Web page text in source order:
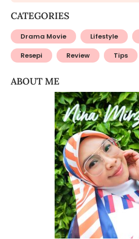
CATEGORIES
Drama Movie Lifestyle
Resepi Review Tips
ABOUT ME